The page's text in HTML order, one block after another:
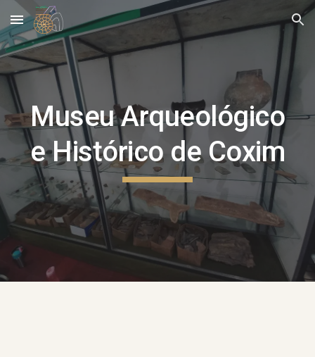
Skip to main content Skip to navigation
Museu Arqueológico
e Histórico de Coxim